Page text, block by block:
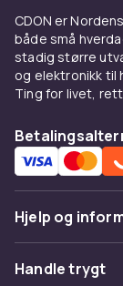
CDON er
både små
stadig større
og elektronikk til
Ting for livet,
Hjelp og
Vanlige
Handle trygt